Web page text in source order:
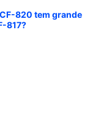
820 tem grande
817?